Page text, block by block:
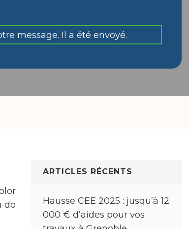
message. Il a été envoyé.
do
ARTICLES RÉCENTS
Hausse CEE 2025 : jusqu’à 12
000 € d’aides pour vos